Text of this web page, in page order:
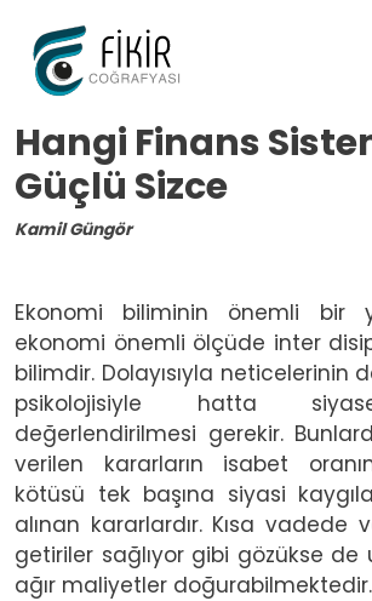
Hangi Finans
Güçlü Sizce
Kamil Güngör
Ekonomi biliminin önemli bir
ekonomi önemli ölçüde inter
bilimdir. Dolayısıyla neticelerinin
psikolojisiyle hatta
değerlendirilmesi gerekir.
verilen kararların isabet
kötüsü tek başına siyasi
alınan kararlardır. Kısa vadede
getiriler sağlıyor gibi gözükse de
ağır maliyetler doğurabilmektedir.